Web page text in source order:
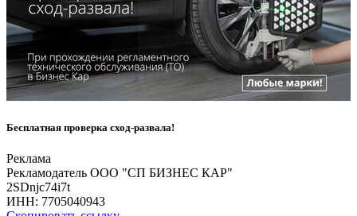
Бесплатная проверка сход-развала!
Реклама
Рекламодатель ООО "СП БИЗНЕС КАР"
2SDnjc74i7t
ИНН: 7705040943